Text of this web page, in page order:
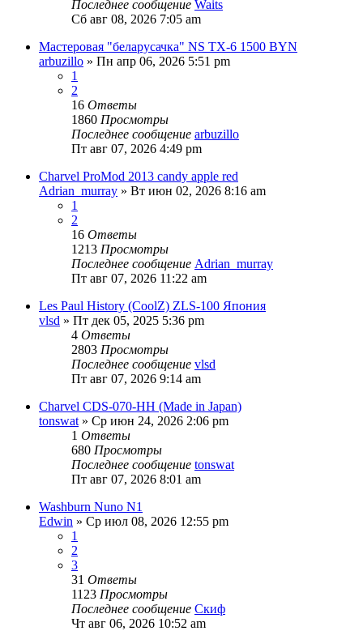
Последнее сообщение Waits
Сб авг 08, 2026 7:05 am
Мастеровая "беларусачка" NS TX-6 1500 BYN
arbuzillo » Пн апр 06, 2026 5:51 pm
1
2
16 Ответы
1860 Просмотры
Последнее сообщение arbuzillo
Пт авг 07, 2026 4:49 pm
Charvel ProMod 2013 candy apple red
Adrian_murray » Вт июн 02, 2026 8:16 am
1
2
16 Ответы
1213 Просмотры
Последнее сообщение Adrian_murray
Пт авг 07, 2026 11:22 am
Les Paul History (CoolZ) ZLS-100 Япония
vlsd » Пт дек 05, 2025 5:36 pm
4 Ответы
2803 Просмотры
Последнее сообщение vlsd
Пт авг 07, 2026 9:14 am
Charvel CDS-070-HH (Made in Japan)
tonswat » Ср июн 24, 2026 2:06 pm
1 Ответы
680 Просмотры
Последнее сообщение tonswat
Пт авг 07, 2026 8:01 am
Washburn Nuno N1
Edwin » Ср июл 08, 2026 12:55 pm
1
2
3
31 Ответы
1123 Просмотры
Последнее сообщение Скиф
Чт авг 06, 2026 10:52 am